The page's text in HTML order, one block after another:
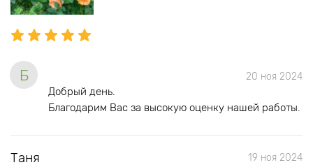
Б 20 ноя 2024
Добрый день.
Благодарим Вас за высокую оценку нашей работы.
Таня 19 ноя 2024